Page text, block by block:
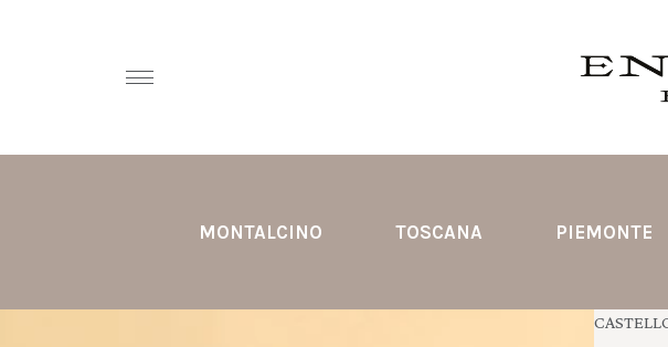
MONTALCINO TOSCANA PIEMONTE